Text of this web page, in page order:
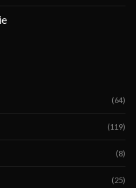
(64)
(119)
(8)
(25)